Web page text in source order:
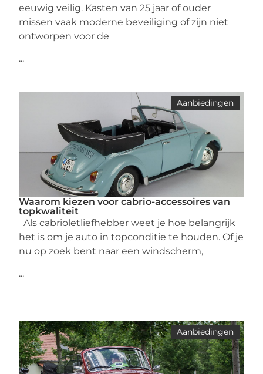
eeuwig veilig. Kasten van 25 jaar of ouder
missen vaak moderne beveiliging of zijn niet
ontworpen voor de
...
Aanbiedingen
Waarom kiezen voor cabrio-accessoires van
topkwaliteit
Als cabrioletliefhebber weet je hoe belangrijk
het is om je auto in topconditie te houden. Of je
nu op zoek bent naar een windscherm,
...
Aanbiedingen